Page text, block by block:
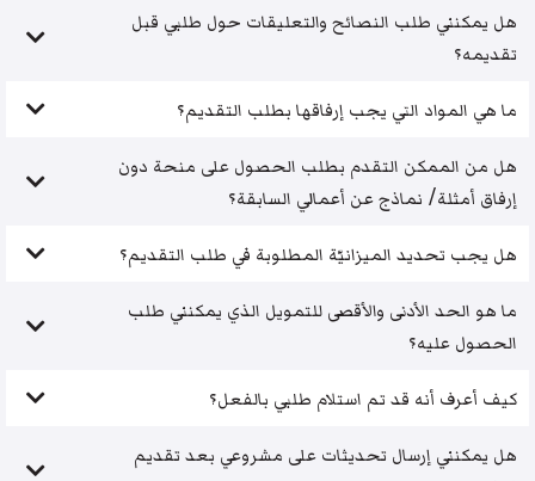
هل يمكنني طلب النصائح والتعليقات حول طلبي قبل
تقديمه؟
ما هي المواد التي يجب إرفاقها بطلب التقديم؟
هل من الممكن التقدم بطلب الحصول على منحة دون
إرفاق أمثلة/ نماذج عن أعمالي السابقة؟
هل يجب تحديد الميزانيّة المطلوبة في طلب التقديم؟
ما هو الحد الأدنى والأقصى للتمويل الذي يمكنني طلب
الحصول عليه؟
كيف أعرف أنه قد تم استلام طلبي بالفعل؟
هل يمكنني إرسال تحديثات على مشروعي بعد تقديم